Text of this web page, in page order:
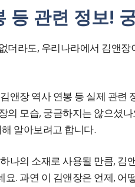
등 관련 정보!
더라도, 우리나라에서 김앤
앤장 역사 연봉 등 실제 관련
의 모습, 궁금하지는 않으셨
알아보려고 합니다.
나의 소재로 사용될 만큼, 김
. 과연 이 김앤장은 언제, 어